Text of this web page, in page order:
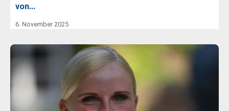
von…
6. November 2025